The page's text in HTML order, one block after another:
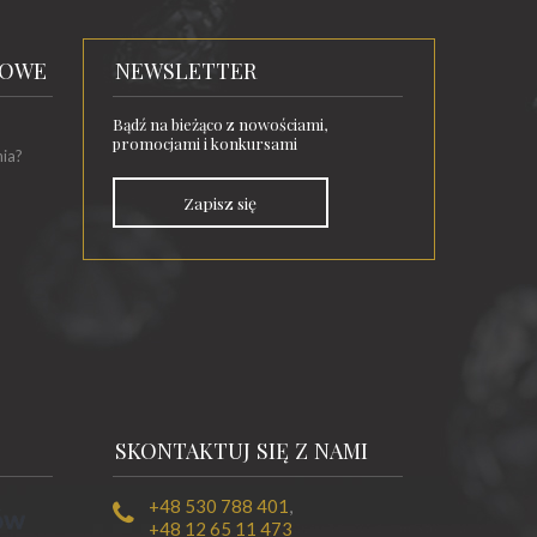
NEWSLETTER
Bądź na bieżąco z nowościami,
promocjami i konkursami
Zapisz się
SKONTAKTUJ SIĘ Z NAMI
+48 530 788 401 ,
+48 12 65 11 473